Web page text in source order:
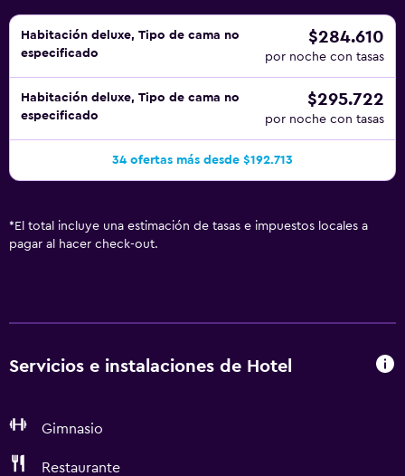
Habitación deluxe, Tipo de cama no
especificado
$284.610
por noche con tasas
Habitación deluxe, Tipo de cama no
especificado
$295.722
por noche con tasas
34 ofertas más desde $192.713
* El total incluye una estimación de tasas e impuestos locales a
pagar al hacer check-out.
Servicios e instalaciones de Hotel
Gimnasio
Restaurante